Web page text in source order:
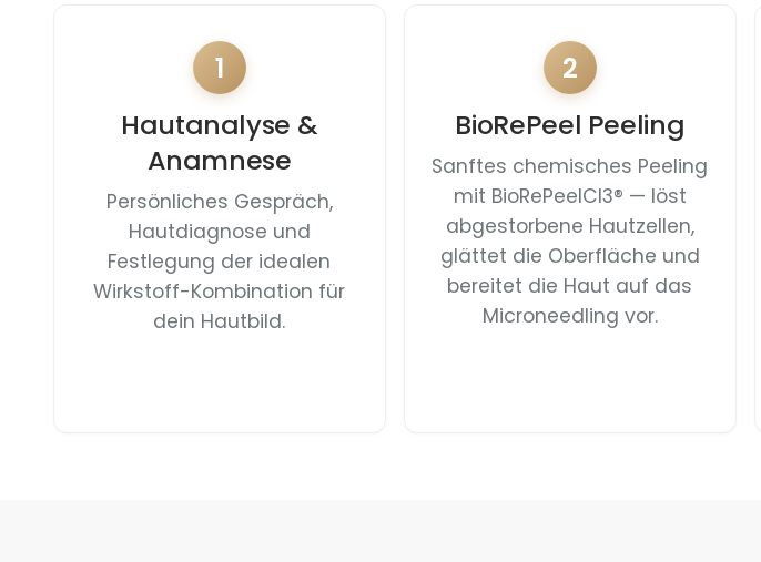
1
Hautanalyse &
Anamnese
Persönliches Gespräch,
Hautdiagnose und
Festlegung der idealen
Wirkstoff-Kombination für
dein Hautbild.
2
BioRePeel Peeling
Sanftes chemisches Peeling
mit BioRePeelCl3® — löst
abgestorbene Hautzellen,
glättet die Oberfläche und
bereitet die Haut auf das
Microneedling vor.